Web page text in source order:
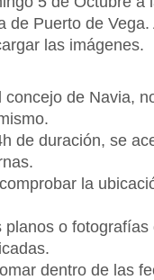
de Puerto de
las imágenes.
de Navia,
de duración, se
la
o
dentro de las